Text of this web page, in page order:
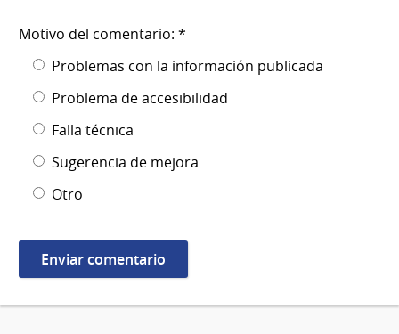
Motivo del comentario: *
Problemas con la información publicada
Problema de accesibilidad
Falla técnica
Sugerencia de mejora
Otro